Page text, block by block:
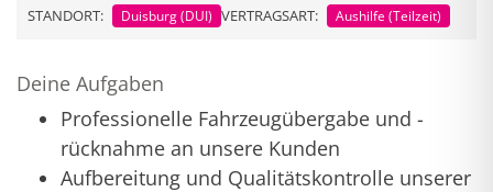
STANDORT: Duisburg (DUI) VERTRAGSART: Aushilfe (Teilzeit)
Deine Aufgaben
Professionelle Fahrzeugübergabe und -
rücknahme an unsere Kunden
Aufbereitung und Qualitätskontrolle unserer